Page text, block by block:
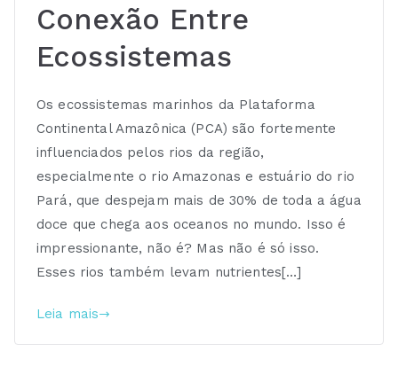
Conexão Entre
Ecossistemas
Os ecossistemas marinhos da Plataforma
Continental Amazônica (PCA) são fortemente
influenciados pelos rios da região,
especialmente o rio Amazonas e estuário do rio
Pará, que despejam mais de 30% de toda a água
doce que chega aos oceanos no mundo. Isso é
impressionante, não é? Mas não é só isso.
Esses rios também levam nutrientes[…]
Leia mais